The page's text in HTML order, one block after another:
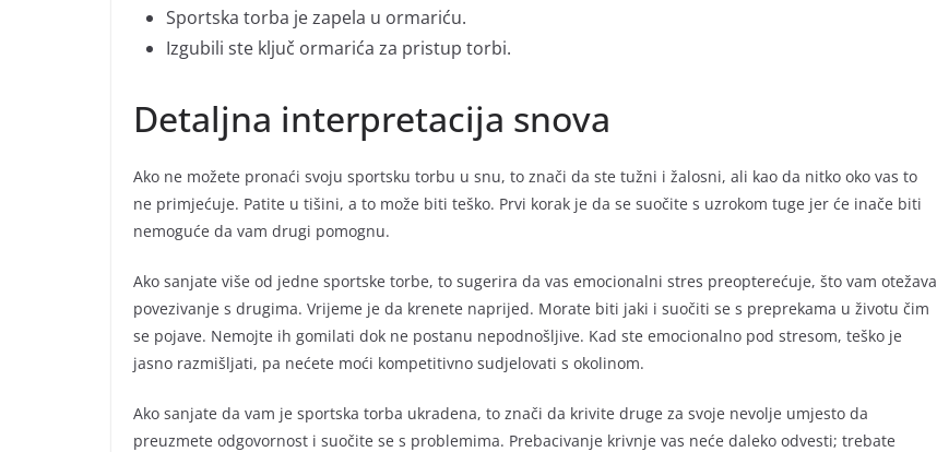
Sportska torba je zapela u ormariću.
Izgubili ste ključ ormarića za pristup torbi.
Detaljna interpretacija snova
Ako ne možete pronaći svoju sportsku torbu u snu, to znači da ste tužni i žalosni, ali kao da nitko oko vas to
ne primjećuje. Patite u tišini, a to može biti teško. Prvi korak je da se suočite s uzrokom tuge jer će inače biti
nemoguće da vam drugi pomognu.
Ako sanjate više od jedne sportske torbe, to sugerira da vas emocionalni stres preopterećuje, što vam otežava
povezivanje s drugima. Vrijeme je da krenete naprijed. Morate biti jaki i suočiti se s preprekama u životu čim
se pojave. Nemojte ih gomilati dok ne postanu nepodnošljive. Kad ste emocionalno pod stresom, teško je
jasno razmišljati, pa nećete moći kompetitivno sudjelovati s okolinom.
Ako sanjate da vam je sportska torba ukradena, to znači da krivite druge za svoje nevolje umjesto da
preuzmete odgovornost i suočite se s problemima. Prebacivanje krivnje vas neće daleko odvesti; trebate